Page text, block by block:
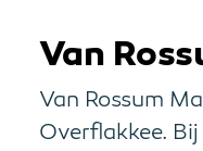
Van
Van Rossum
Overflakkee.